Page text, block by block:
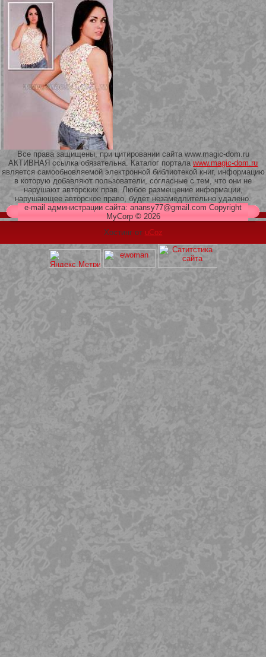
209 Белая кофта из ленточного
кружева
Все права защищены, при цитировании сайта www.magic-dom.ru
АКТИВНАЯ ссылка обязательна. Каталог портала www.magic-dom.ru
является самообновляемой электронной библиотекой книг, информацию
в которую добавляют пользователи, согласные с тем, что они не
нарушают авторских прав. Любое размещение информации,
нарушающее авторское право, будет незамедлительно удалено.
e-mail администрации сайта: anansy77@gmail.com Copyright
MyCorp © 2026
Хостинг от uCoz